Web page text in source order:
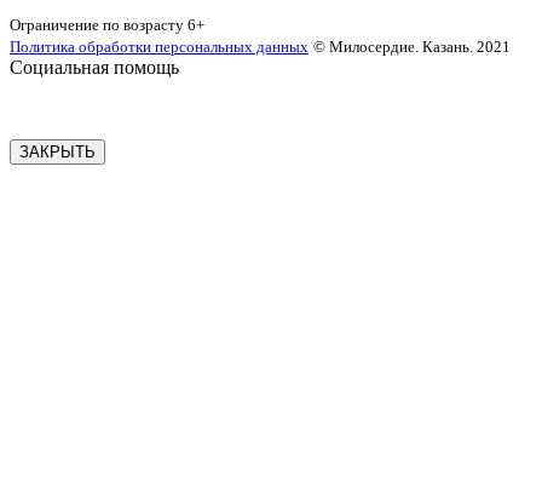
Ограничение по возрасту 6+
Политика обработки персональных данных © Милосердие. Казань. 2021
Социальная помощь
ЗАКРЫТЬ